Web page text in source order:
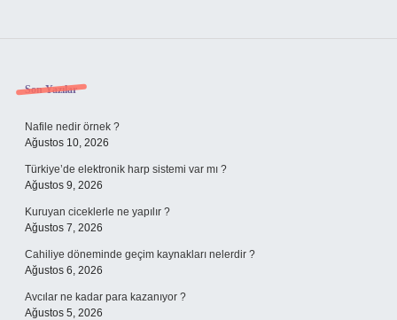
Sidebar
Son Yazılar
Nafile nedir örnek ?
Ağustos 10, 2026
Türkiye’de elektronik harp sistemi var mı ?
Ağustos 9, 2026
Kuruyan ciceklerle ne yapılır ?
Ağustos 7, 2026
Cahiliye döneminde geçim kaynakları nelerdir ?
Ağustos 6, 2026
Avcılar ne kadar para kazanıyor ?
Ağustos 5, 2026